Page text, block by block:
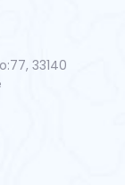
33140